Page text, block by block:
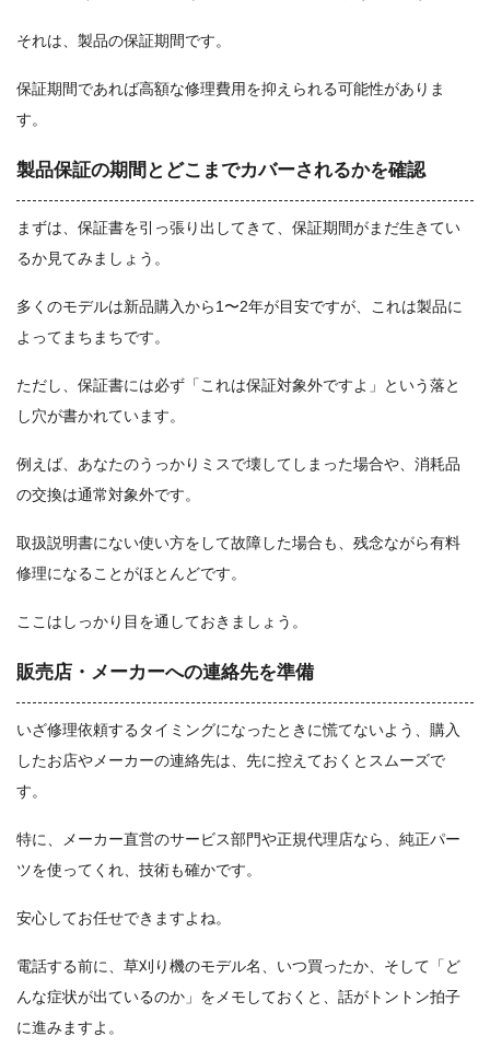
それは、製品の保証期間です。
保証期間であれば高額な修理費用を抑えられる可能性がありま
す。
製品保証の期間とどこまでカバーされるかを確認
まずは、保証書を引っ張り出してきて、保証期間がまだ生きてい
るか見てみましょう。
多くのモデルは新品購入から1〜2年が目安ですが、これは製品に
よってまちまちです。
ただし、保証書には必ず「これは保証対象外ですよ」という落と
し穴が書かれています。
例えば、あなたのうっかりミスで壊してしまった場合や、消耗品
の交換は通常対象外です。
取扱説明書にない使い方をして故障した場合も、残念ながら有料
修理になることがほとんどです。
ここはしっかり目を通しておきましょう。
販売店・メーカーへの連絡先を準備
いざ修理依頼するタイミングになったときに慌てないよう、購入
したお店やメーカーの連絡先は、先に控えておくとスムーズで
す。
特に、メーカー直営のサービス部門や正規代理店なら、純正パー
ツを使ってくれ、技術も確かです。
安心してお任せできますよね。
電話する前に、草刈り機のモデル名、いつ買ったか、そして「ど
んな症状が出ているのか」をメモしておくと、話がトントン拍子
に進みますよ。